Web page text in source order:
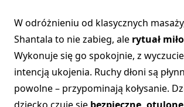
W odróżnieniu od klasycznych
Shantala to nie zabieg, ale rytuał
Wykonuje się go spokojnie, z
intencją ukojenia. Ruchy dłoni są
powolne – przypominają kołysanie.